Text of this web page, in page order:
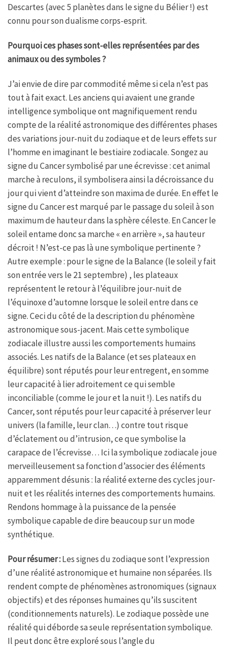
Descartes (avec 5 planètes dans le signe du Bélier !) est
connu pour son dualisme corps-esprit.
Pourquoi ces phases sont-elles représentées par des
animaux ou des symboles ?
J’ai envie de dire par commodité même si cela n’est pas
tout à fait exact. Les anciens qui avaient une grande
intelligence symbolique ont magnifiquement rendu
compte de la réalité astronomique des différentes phases
des variations jour-nuit du zodiaque et de leurs effets sur
l’homme en imaginant le bestiaire zodiacale. Songez au
signe du Cancer symbolisé par une écrevisse : cet animal
marche à reculons, il symbolisera ainsi la décroissance du
jour qui vient d’atteindre son maxima de durée. En effet le
signe du Cancer est marqué par le passage du soleil à son
maximum de hauteur dans la sphère céleste. En Cancer le
soleil entame donc sa marche « en arrière », sa hauteur
décroit ! N’est-ce pas là une symbolique pertinente ?
Autre exemple : pour le signe de la Balance (le soleil y fait
son entrée vers le 21 septembre) , les plateaux
représentent le retour à l’équilibre jour-nuit de
l’équinoxe d’automne lorsque le soleil entre dans ce
signe. Ceci du côté de la description du phénomène
astronomique sous-jacent. Mais cette symbolique
zodiacale illustre aussi les comportements humains
associés. Les natifs de la Balance (et ses plateaux en
équilibre) sont réputés pour leur entregent, en somme
leur capacité à lier adroitement ce qui semble
inconciliable (comme le jour et la nuit !). Les natifs du
Cancer, sont réputés pour leur capacité à préserver leur
univers (la famille, leur clan…) contre tout risque
d’éclatement ou d’intrusion, ce que symbolise la
carapace de l’écrevisse… Ici la symbolique zodiacale joue
merveilleusement sa fonction d’associer des éléments
apparemment désunis : la réalité externe des cycles jour-
nuit et les réalités internes des comportements humains.
Rendons hommage à la puissance de la pensée
symbolique capable de dire beaucoup sur un mode
synthétique.
Pour résumer :Les signes du zodiaque sont l’expression
d’une réalité astronomique et humaine non séparées. Ils
rendent compte de phénomènes astronomiques (signaux
objectifs) et des réponses humaines qu’ils suscitent
(conditionnements naturels). Le zodiaque possède une
réalité qui déborde sa seule représentation symbolique.
Il peut donc être exploré sous l’angle du